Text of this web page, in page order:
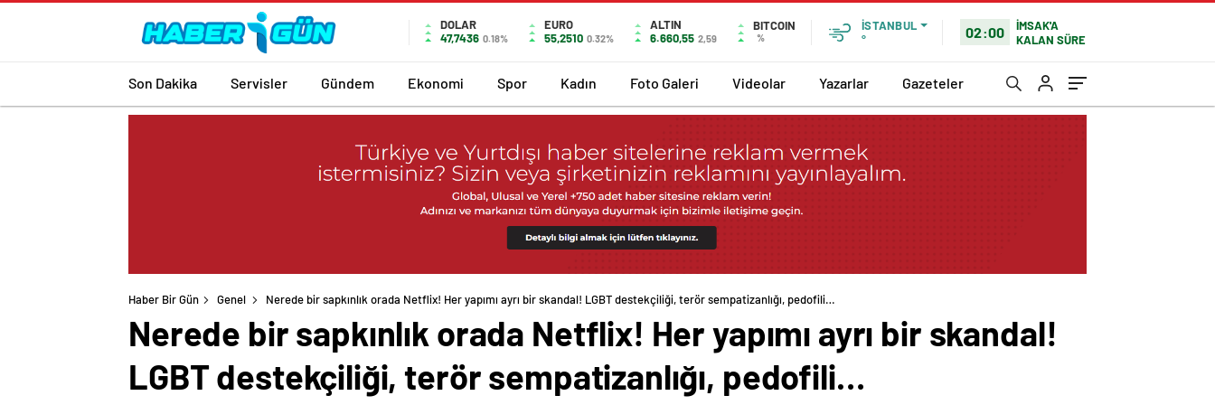
DOLAR
47,7436 0.18%
EURO
55,2510 0.32%
ALTIN
6.660,55 2,59
BITCOIN
%
İSTANBUL
°
02:00
İMSAK'A
KALAN SÜRE
Son Dakika Servisler Gündem Ekonomi Spor Kadın Foto Galeri Videolar Yazarlar Gazeteler
Haber Bir Gün Genel Nerede bir sapkınlık orada Netflix! Her yapımı ayrı bir skandal! LGBT destekçiliği, terör sempatizanlığı, pedofili…
Nerede bir sapkınlık orada Netflix! Her yapımı ayrı bir skandal!
LGBT destekçiliği, terör sempatizanlığı, pedofili…